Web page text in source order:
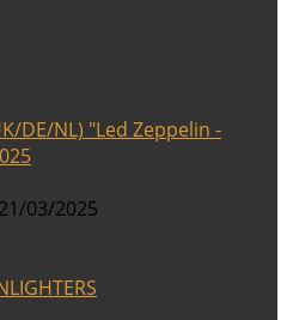
DE/NL) "Led Zeppelin -
03/2025